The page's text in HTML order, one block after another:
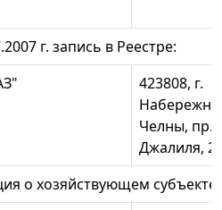
г. запись в Реестре:
423808, г.
Челны, пр.
Джалиля,
о хозяйствующем субъекте: